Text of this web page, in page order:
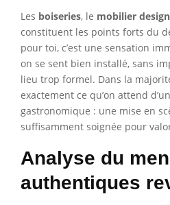
Les boiseries, le mobilier design
constituent les points forts du
pour toi, c’est une sensation
on se sent bien installé, sans
lieu trop formel. Dans la
exactement ce qu’on attend
gastronomique : une mise en
suffisamment soignée pour
Analyse du
authentiques